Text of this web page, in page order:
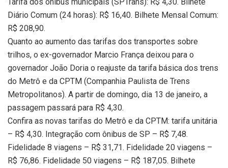
Diário Comum (24 horas): R$ 16,40. Bilhete Mensal Comum:
R$ 208,90.
Quanto ao aumento das tarifas dos transportes sobre
trilhos, o ex-governador Marcio França deixou para o
governador João Doria o reajuste da tarifa básica dos trens
do Metrô e da CPTM (Companhia Paulista de Trens
Metropolitanos). A partir de domingo, dia 13 de janeiro, a
passagem passará para R$ 4,30.
Confira as novas tarifas do Metrô e da CPTM: tarifa unitária
– R$ 4,30. Integração com ônibus de SP – R$ 7,48.
Fidelidade 8 viagens – R$ 31,71. Fidelidade 20 viagens –
R$ 76,86. Fidelidade 50 viagens – R$ 187,05. Bilhete